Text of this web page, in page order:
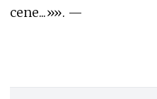
cene...»». —